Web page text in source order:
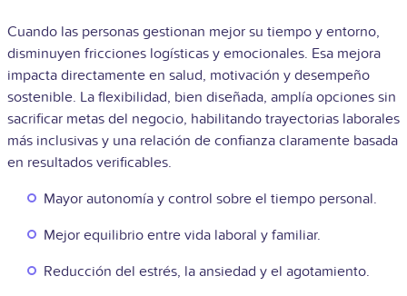
Cuando las personas gestionan mejor su tiempo y entorno,
disminuyen fricciones logísticas y emocionales. Esa mejora
impacta directamente en salud, motivación y desempeño
sostenible. La flexibilidad, bien diseñada, amplía opciones sin
sacrificar metas del negocio, habilitando trayectorias laborales
más inclusivas y una relación de confianza claramente basada
en resultados verificables.
Mayor autonomía y control sobre el tiempo personal.
Mejor equilibrio entre vida laboral y familiar.
Reducción del estrés, la ansiedad y el agotamiento.